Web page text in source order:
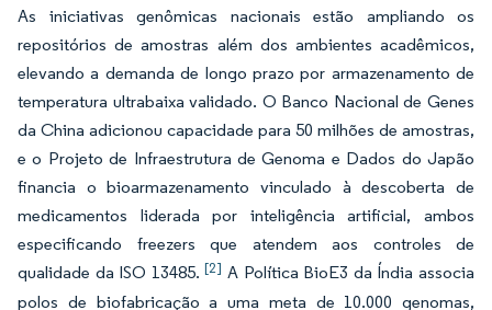
As iniciativas genômicas nacionais estão ampliando os
repositórios de amostras além dos ambientes acadêmicos,
elevando a demanda de longo prazo por armazenamento de
temperatura ultrabaixa validado. O Banco Nacional de Genes
da China adicionou capacidade para 50 milhões de amostras,
e o Projeto de Infraestrutura de Genoma e Dados do Japão
financia o bioarmazenamento vinculado à descoberta de
medicamentos liderada por inteligência artificial, ambos
especificando freezers que atendem aos controles de
qualidade da ISO 13485.[2] A Política BioE3 da Índia associa
polos de biofabricação a uma meta de 10.000 genomas,